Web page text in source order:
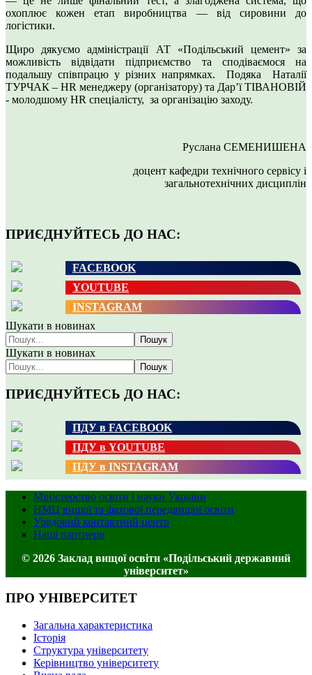
охоплює кожен етап виробництва — від сировини до
логістики.
Щиро дякуємо адміністрації АТ «Подільський цемент» за
можливість відвідати підприємство та сподіваємося на
подальшу співпрацю у різних напрямках. Подяка Наталії
ТУРЧАК – HR менеджеру (організатору) та Дар’ї ТІВАНОВІЙ
- молодшому HR спеціалісту, за організацію заходу.
Руслана СЕМЕНИШЕНА
доцент кафедри технічного сервісу і
загальнотехнічних дисциплін
ПРИЄДНУЙТЕСЬ ДО НАС:
FACEBOOK
YOUTUBE
INSTAGRAM
Шукати в новинах
Пошук
Шукати в новинах
Пошук
ПРИЄДНУЙТЕСЬ ДО НАС:
ПДУ в FACEBOOK
ПДУ в YOUTUBE
ПДУ в INSTAGRAM
Міністерство освіти і науки України
НМЦ вищої та фахової передвищої освіти
Урядовий контактний центр
Наші партнери
© 2026 Заклад вищої освіти «Подільський державний
університет»
ПРО УНІВЕРСИТЕТ
Загальна характеристика
Історія
Структура університету
Керівництво університету